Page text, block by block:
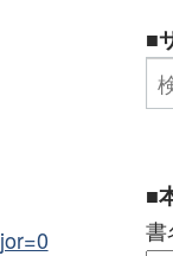
■
■
書